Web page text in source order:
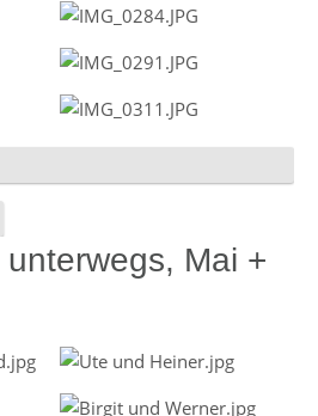
Mai +